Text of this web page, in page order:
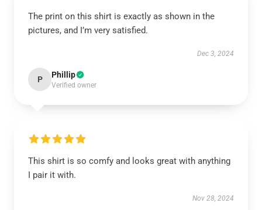
The print on this shirt is exactly as shown in the
pictures, and I’m very satisfied.
Dec 3, 2024
P Phillip
Verified owner
This shirt is so comfy and looks great with anything
I pair it with.
Nov 28, 2024